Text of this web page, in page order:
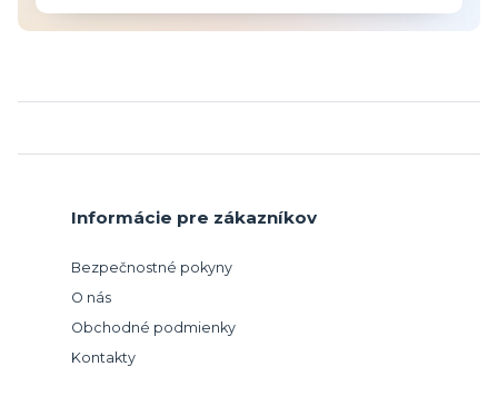
Informácie pre zákazníkov
Bezpečnostné pokyny
O nás
Obchodné podmienky
Kontakty